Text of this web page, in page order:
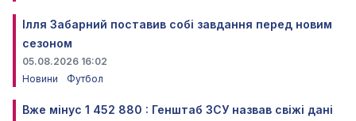
Ілля Забарний поставив собі завдання перед новим
сезоном
05.08.2026 16:02
Новини
Футбол
Вже мінус 1 452 880 : Генштаб ЗСУ назвав свіжі дані